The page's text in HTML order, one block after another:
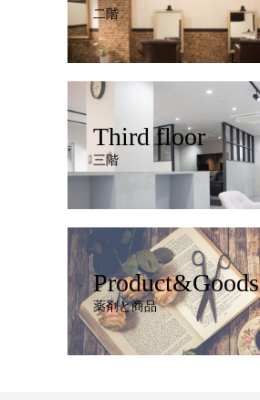
二階
Third floor
三階
Product&Goods
薬剤と商品